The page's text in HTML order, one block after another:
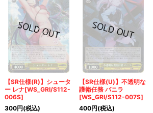
【SR仕様(R)】シュータ
ー レナ[WS_GRI/S112-
006S]
300円(税込)
【SR仕様(U)】不透明な
護衛任務 バニラ
[WS_GRI/S112-007S]
400円(税込)